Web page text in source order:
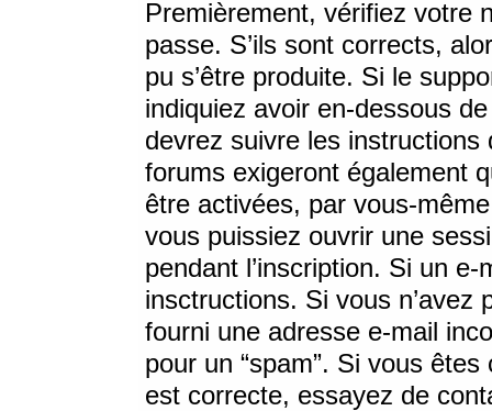
Premièrement, vérifiez votre
passe. S’ils sont corrects,
pu s’être produite. Si le
indiquiez avoir en-dessous
devrez suivre les
forums exigeront également
être activées, par vous-
vous puissiez ouvrir une
pendant l’inscription. Si un
insctructions. Si vous n’avez
fourni une adresse e-mail
pour un “spam”. Si vous
est correcte, essayez de